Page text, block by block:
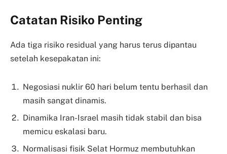
Catatan Risiko Penting
Ada tiga risiko residual yang harus terus dipantau
setelah kesepakatan ini:
Negosiasi nuklir 60 hari belum tentu berhasil dan
masih sangat dinamis.
Dinamika Iran-Israel masih tidak stabil dan bisa
memicu eskalasi baru.
Normalisasi fisik Selat Hormuz membutuhkan